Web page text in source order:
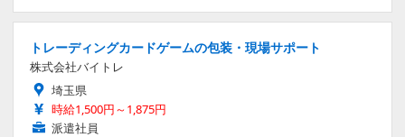
トレーディングカードゲームの包装・現場サポート
株式会社バイトレ
埼玉県
時給1,500円～1,875円
派遣社員